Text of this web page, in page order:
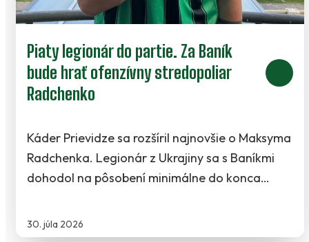
Piaty legionár do partie. Za Baník
bude hrať ofenzívny stredopoliar
Radchenko
30. júla 2026
Káder Prievidze sa rozšíril najnovšie o Maksyma
Radchenka. Legionár z Ukrajiny sa s Baníkmi
dohodol na pôsobení minimálne do konca…